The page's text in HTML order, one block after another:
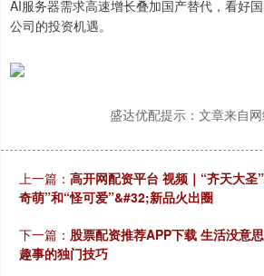
AI服务器需求高速增长叠加国产替代，看好
公司的投资机遇。
盛达优配提示：文章来自网
上一篇： 高开网配资平台 视频｜“齐天大
奇萌”和“怪可爱”&#32;新品火出圈
下一篇： 股票配资推荐APP下载 生活没意
趣事的独门技巧